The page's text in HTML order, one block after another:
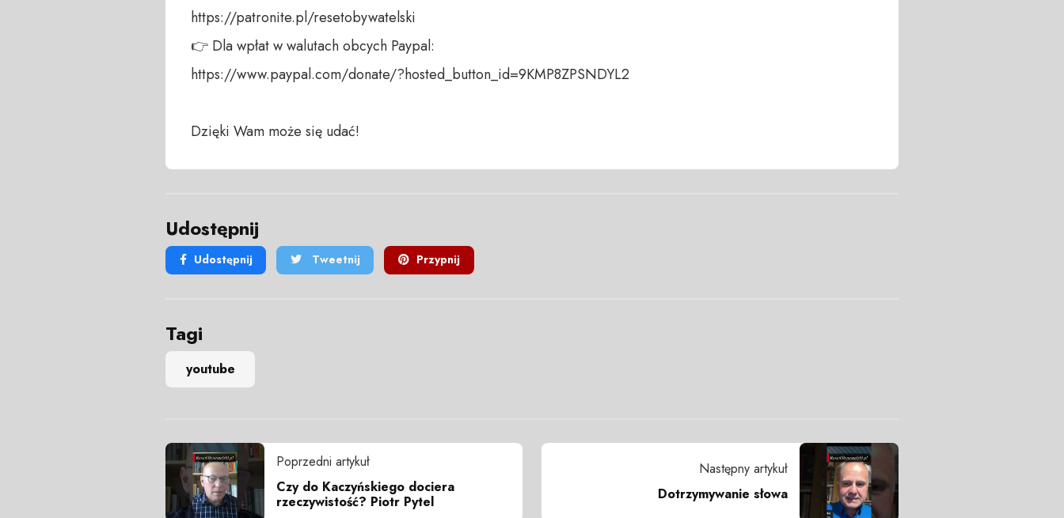
https://patronite.pl/resetobywatelski
👉 Dla wpłat w walutach obcych Paypal:
https://www.paypal.com/donate/?hosted_button_id=9KMP8ZPSNDYL2
Dzięki Wam może się udać!
Udostępnij
Udostępnij Tweetnij Przypnij
Tagi
youtube
Poprzedni artykuł
Czy do Kaczyńskiego dociera
rzeczywistość? Piotr Pytel
Następny artykuł
Dotrzymywanie słowa